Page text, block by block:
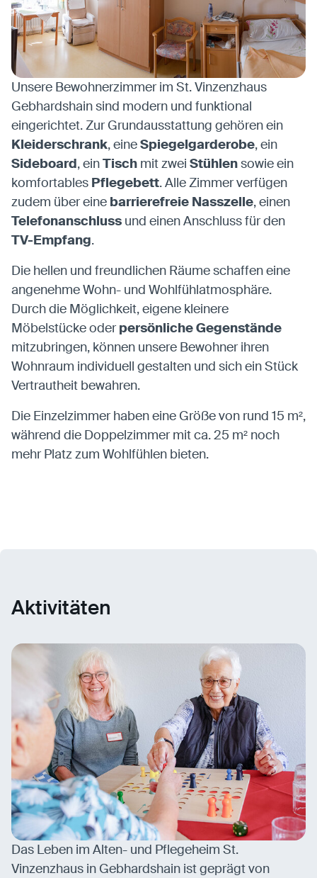
Unsere Bewohnerzimmer im St. Vinzenzhaus
Gebhardshain sind modern und funktional
eingerichtet. Zur Grundausstattung gehören ein
Kleiderschrank, eineSpiegelgarderobe, ein
Sideboard, einTisch mit zwei Stühlensowie ein
komfortables Pflegebett. Alle Zimmer verfügen
zudem über eine barrierefreie Nasszelle, einen
Telefonanschluss und einen Anschluss für den
TV-Empfang.
Die hellen und freundlichen Räume schaffen eine
angenehme Wohn- und Wohlfühlatmosphäre.
Durch die Möglichkeit, eigene kleinere
Möbelstücke oderpersönliche Gegenstände
mitzubringen, können unsere Bewohner ihren
Wohnraum individuell gestalten und sich ein Stück
Vertrautheit bewahren.
Die Einzelzimmer haben eine Größe von rund 15 m²,
während die Doppelzimmer mit ca. 25 m² noch
mehr Platz zum Wohlfühlen bieten.
Aktivitäten
Das Leben im Alten- und Pflegeheim St.
Vinzenzhaus in Gebhardshain ist geprägt von